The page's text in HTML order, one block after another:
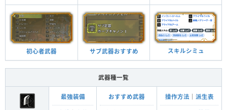
初心者武器 サブ武器おすすめ スキルシミュ
武器種一覧
最強装備 おすすめ武器 操作方法 派生表